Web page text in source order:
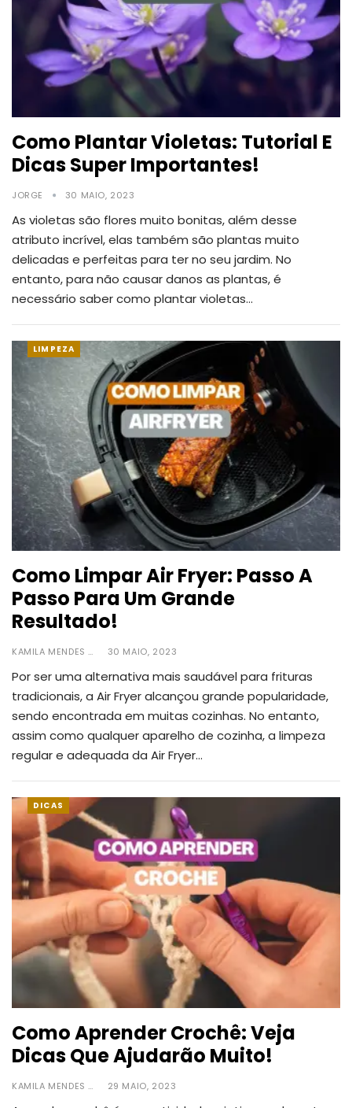
Como Plantar Violetas: Tutorial E
Dicas Super Importantes!
JORGE 30 MAIO, 2023
As violetas são flores muito bonitas, além desse
atributo incrível, elas também são plantas muito
delicadas e perfeitas para ter no seu jardim. No
entanto, para não causar danos as plantas, é
necessário saber como plantar violetas…
LIMPEZA
Como Limpar Air Fryer: Passo A
Passo Para Um Grande
Resultado!
KAMILA MENDES 30 MAIO, 2023
Por ser uma alternativa mais saudável para frituras
tradicionais, a Air Fryer alcançou grande popularidade,
sendo encontrada em muitas cozinhas. No entanto,
assim como qualquer aparelho de cozinha, a limpeza
regular e adequada da Air Fryer…
DICAS
Como Aprender Crochê: Veja
Dicas Que Ajudarão Muito!
KAMILA MENDES 29 MAIO, 2023